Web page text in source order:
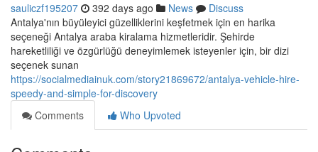
sauliczf195207 392 days ago News
Discuss
Antalya'nın büyüleyici güzelliklerini keşfetmek için en harika
seçeneği Antalya araba kiralama hizmetleridir. Şehirde
hareketliliği ve özgürlüğü deneyimlemek isteyenler için, bir dizi
seçenek sunan
https://socialmediainuk.com/story21869672/antalya-vehicle-hire-
speedy-and-simple-for-discovery
Comments
Who Upvoted